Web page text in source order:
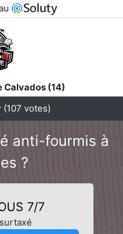
Calvados (14)
(107 votes)
anti-fourmis à
?
7/7